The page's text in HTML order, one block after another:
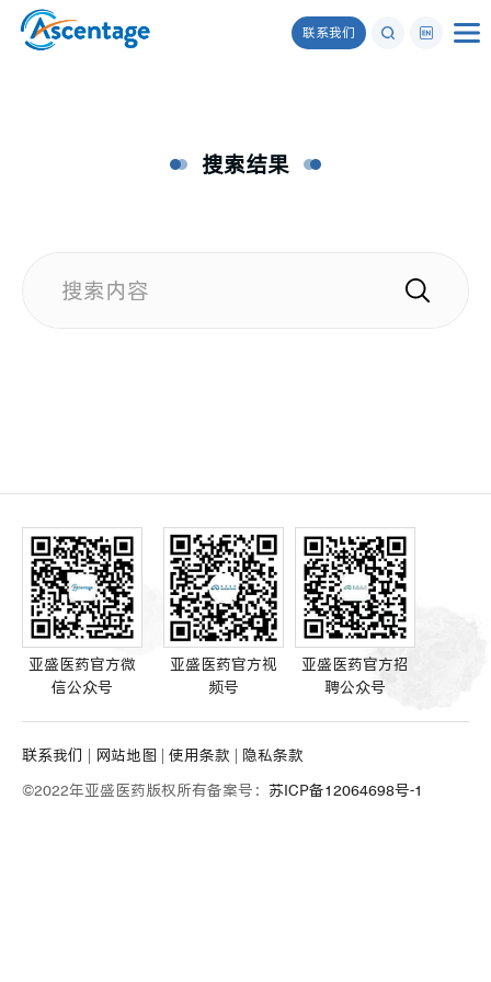
联系我们
搜索结果
亚盛医药官方微
信公众号
亚盛医药官方视
频号
亚盛医药官方招
聘公众号
联系我们 网站地图 使用条款
隐私条款
©2022年亚盛医药版权所有备案号： 苏ICP备12064698号-1